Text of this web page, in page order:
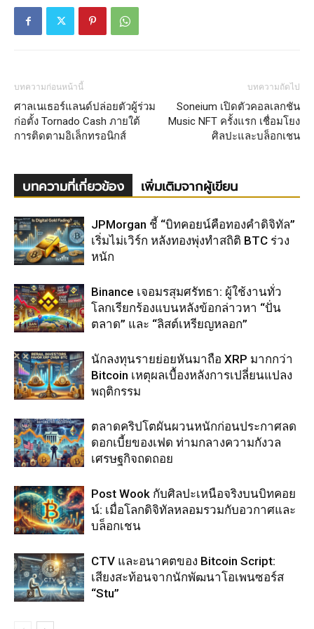
บทความก่อนหน้านี้
ศาลเนเธอร์แลนด์ปล่อยตัวผู้ร่วม
ก่อตั้ง Tornado Cash ภายใต้
การติดตามอิเล็กทรอนิกส์
บทความถัดไป
Soneium เปิดตัวคอลเลกชัน
Music NFT ครั้งแรก เชื่อมโยง
ศิลปะและบล็อกเชน
บทความที่เกี่ยวข้อง เพิ่มเติมจากผู้เขียน
JPMorgan ชี้ “บิทคอยน์คือทองคำดิจิทัล”
เริ่มไม่เวิร์ก หลังทองพุ่งทำสถิติ BTC ร่วง
หนัก
Binance เจอมรสุมศรัทธา: ผู้ใช้งานทั่ว
โลกเรียกร้องแบนหลังข้อกล่าวหา “ปั่น
ตลาด” และ “ลิสต์เหรียญหลอก”
นักลงทุนรายย่อยหันมาถือ XRP มากกว่า
Bitcoin เหตุผลเบื้องหลังการเปลี่ยนแปลง
พฤติกรรม
ตลาดคริปโตผันผวนหนักก่อนประกาศลด
ดอกเบี้ยของเฟด ท่ามกลางความกังวล
เศรษฐกิจถดถอย
Post Wook กับศิลปะเหนือจริงบนบิทคอย
น์: เมื่อโลกดิจิทัลหลอมรวมกับอวกาศและ
บล็อกเชน
CTV และอนาคตของ Bitcoin Script:
เสียงสะท้อนจากนักพัฒนาโอเพนซอร์ส
“Stu”